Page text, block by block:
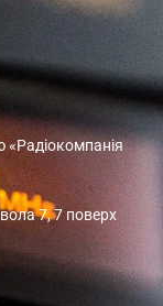
«Радіокомпанія
7, 7 поверх